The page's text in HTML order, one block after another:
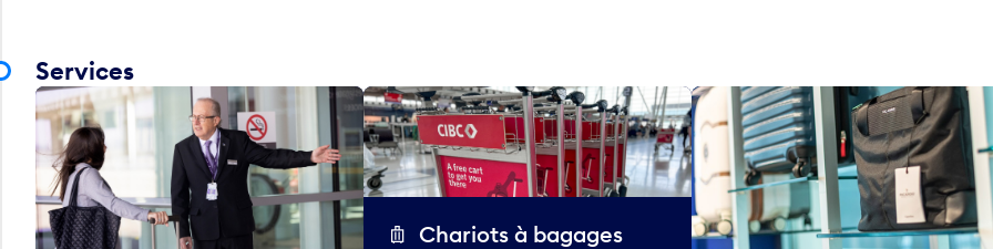
Services
Chariots à bagages